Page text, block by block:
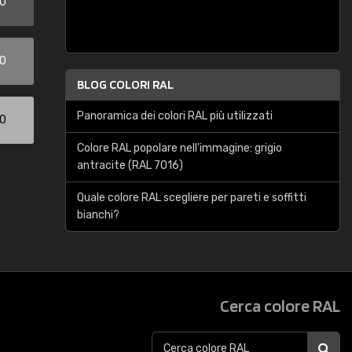
BLOG COLORI RAL
Panoramica dei colori RAL più utilizzati
Colore RAL popolare nell'immagine: grigio
antracite (RAL 7016)
Quale colore RAL scegliere per pareti e soffitti
bianchi?
Cerca colore RAL